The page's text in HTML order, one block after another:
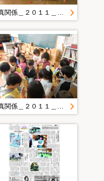
写真関係＿２０１１＿０４＿２８ ｆｒｏｍ西田
写真関係＿２０１１＿０４＿２８ ｆｒｏｍ西田